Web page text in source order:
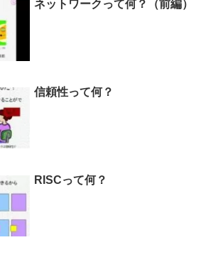
ネットワークって何？（前編）
信頼性って何？
RISCって何？